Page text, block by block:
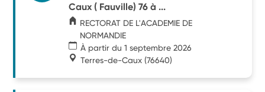
Caux ( Fauville) 76 à ...
RECTORAT DE L'ACADEMIE DE
NORMANDIE
À partir du 1 septembre 2026
Terres-de-Caux (76640)